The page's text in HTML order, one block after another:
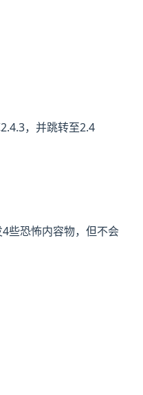
，并跳转至2.4
些恐怖内容物，但不会